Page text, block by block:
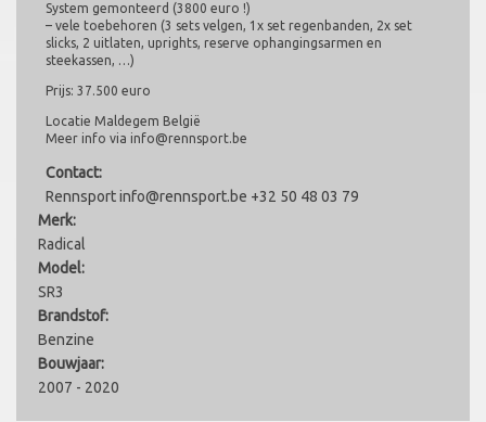
System gemonteerd (3800 euro !)
– vele toebehoren (3 sets velgen, 1x set regenbanden, 2x set
slicks, 2 uitlaten, uprights, reserve ophangingsarmen en
steekassen, …)
Prijs: 37.500 euro
Locatie Maldegem België
Meer info via info@rennsport.be
Contact:
Rennsport info@rennsport.be +32 50 48 03 79
Merk:
Radical
Model:
SR3
Brandstof:
Benzine
Bouwjaar:
2007 - 2020